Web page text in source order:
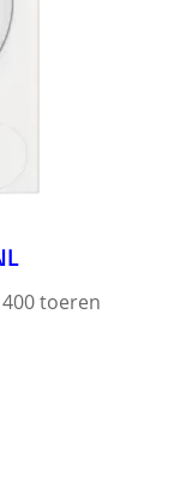
toeren